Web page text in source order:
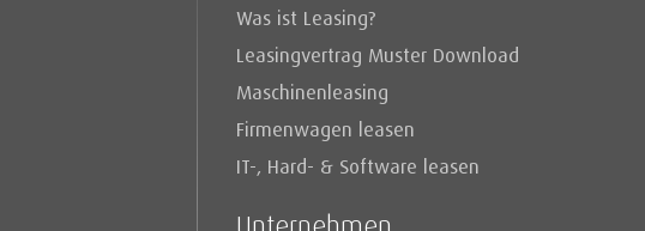
Was ist Leasing?
Leasingvertrag Muster Download
Maschinenleasing
Firmenwagen leasen
IT-, Hard- & Software leasen